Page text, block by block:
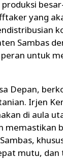
yang
Sambas
untuk
Depan,
Irjen
di aula
memastikan
mutu, dan